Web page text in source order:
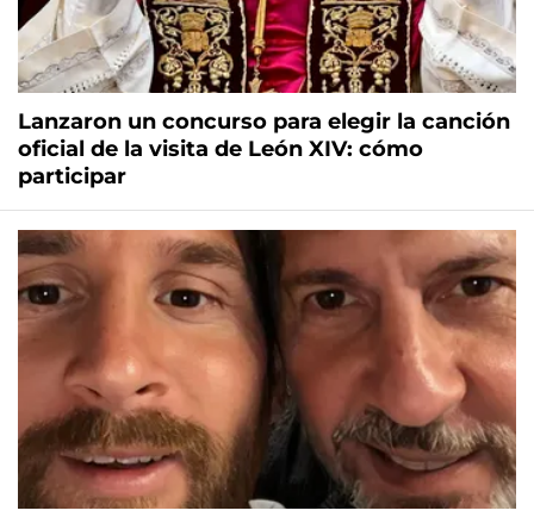
Lanzaron un concurso para elegir la canción
oficial de la visita de León XIV: cómo
participar